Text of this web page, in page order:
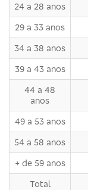
24 a 28 anos
29 a 33 anos
34 a 38 anos
39 a 43 anos
44 a 48
anos
49 a 53 anos
54 a 58 anos
+ de 59 anos
Total